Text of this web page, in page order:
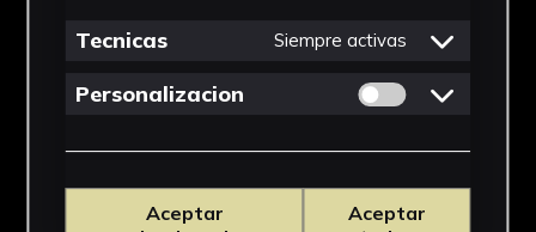
Ver más
Tecnicas Siempre activas
Personalizacion Permitir cookies
Aceptar
Aceptar